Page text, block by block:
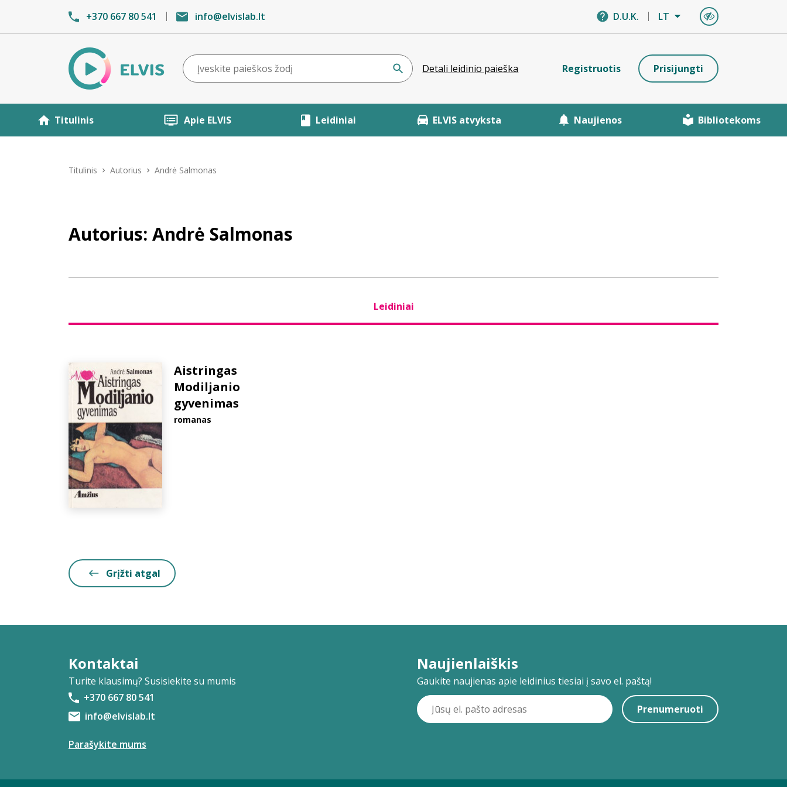
+370 667 80 541 info@elvislab.lt D.U.K. LT
Detali leidinio paieška Registruotis Prisijungti
Titulinis Apie ELVIS Leidiniai ELVIS atvyksta Naujienos Bibliotekoms
Titulinis Autorius Andrė Salmonas
Autorius: Andrė Salmonas
Leidiniai
Aistringas
Modiljanio
gyvenimas
romanas
Grįžti atgal
Kontaktai
Turite klausimų? Susisiekite su mumis
+370 667 80 541
info@elvislab.lt
Parašykite mums
Naujienlaiškis
Gaukite naujienas apie leidinius tiesiai į savo el. paštą!
Prenumeruoti